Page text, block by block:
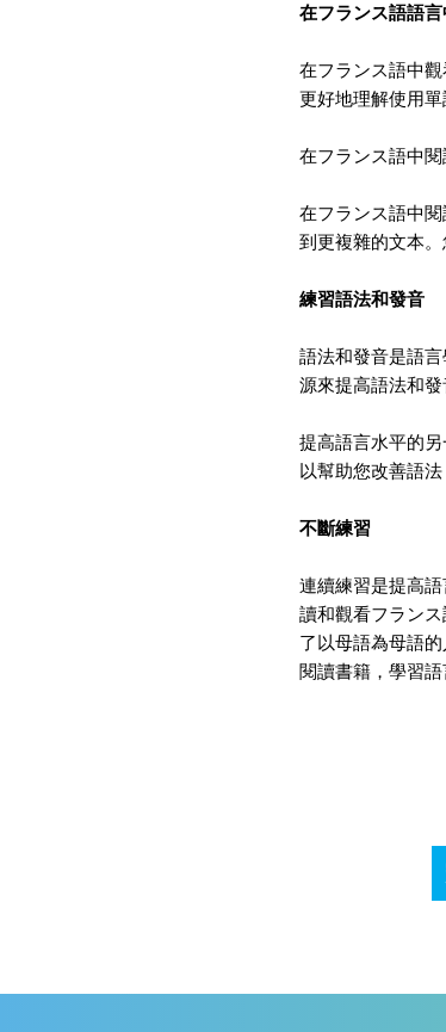
在フランス語語
在フランス語中
更好地理解使用單
在フランス語中閱
在フランス語中
到更複雜的文本
練習語法和發音
語法和發音是語
源來提高語法和發
提高語言水平的
以幫助您改善語法
不斷練習
連續練習是提高
讀和觀看フランス
了以母語為母語
閱讀書籍，學習